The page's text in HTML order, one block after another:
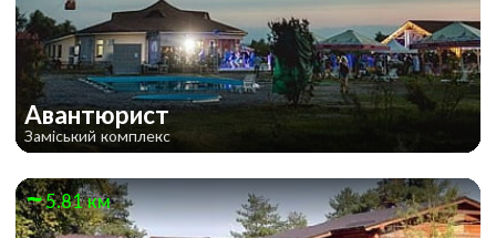
Авантюрист
Заміський комплекс
5.81 км